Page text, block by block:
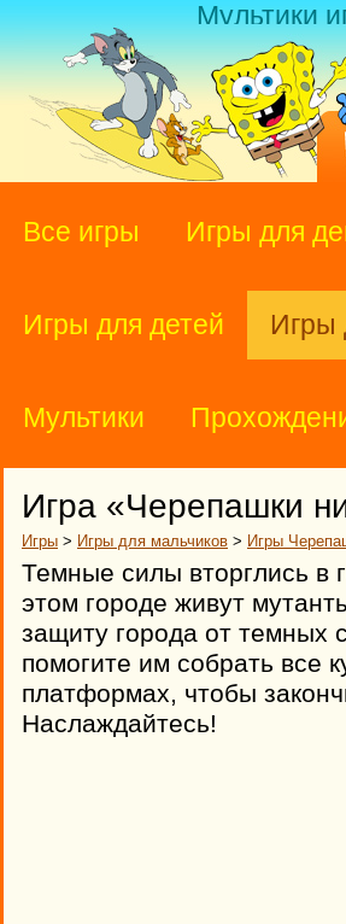
Мультики
Все игры Игры для
Игры для детей Игры
Мультики
Игра «Черепашки
Игры > Игры для мальчиков > Игры
Темные силы вторглись в
этом городе живут
защиту города от темных
помогите им собрать все
платформах, чтобы
Наслаждайтесь!